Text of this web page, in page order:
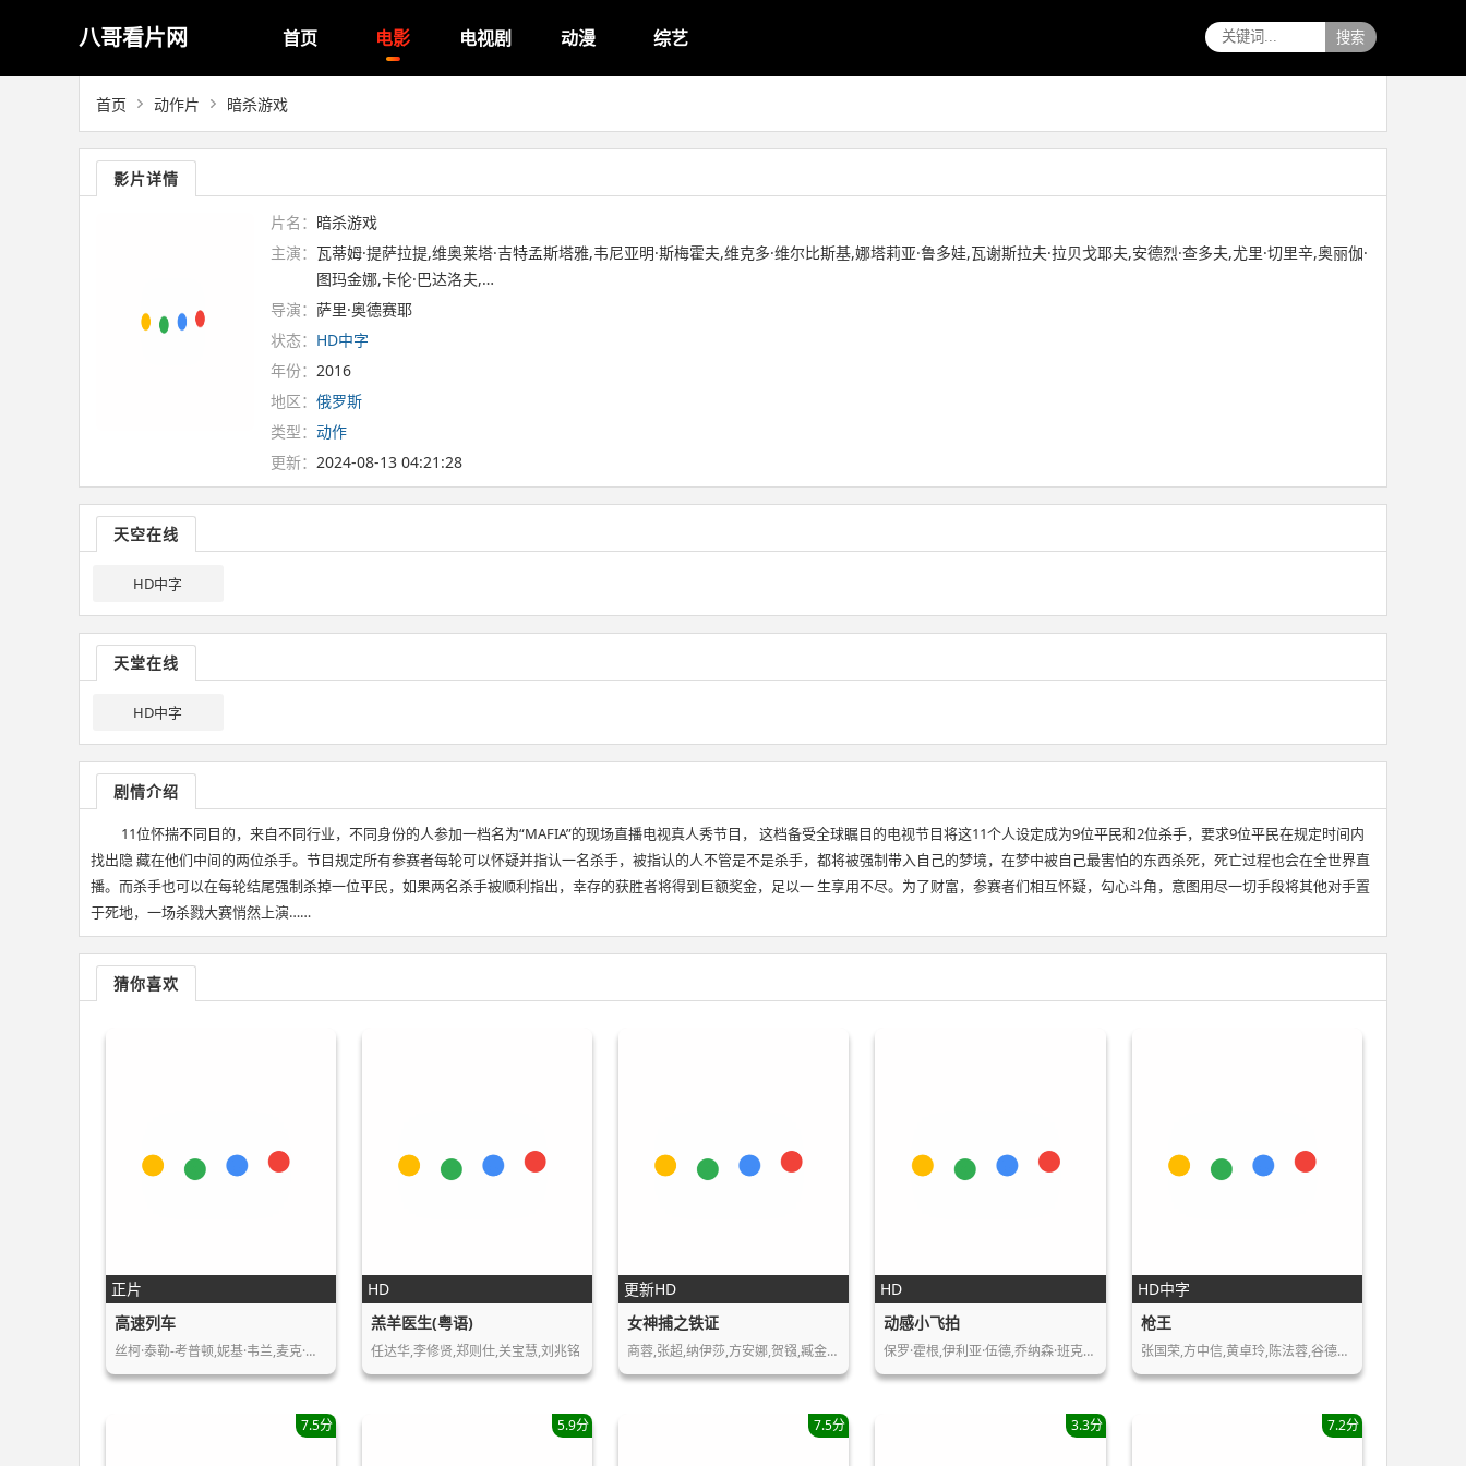
八哥看片网 搜索
首页 电影 电视剧 动漫 综艺
首页 动作片 暗杀游戏
影片详情
片名： 暗杀游戏
主演： 瓦蒂姆·提萨拉提,维奥莱塔·吉特孟斯塔雅,韦尼亚明·斯梅霍夫,维克多·维尔比斯基,娜塔莉亚·鲁多娃,瓦谢斯拉夫·拉贝戈耶夫,安德烈·查多夫,尤里·切里辛,奥丽伽·
图玛金娜,卡伦·巴达洛夫,…
导演： 萨里·奥德赛耶
状态： HD中字
年份： 2016
地区： 俄罗斯
类型： 动作
更新： 2024-08-13 04:21:28
天空在线
HD中字
天堂在线
HD中字
剧情介绍
11位怀揣不同目的，来自不同行业，不同身份的人参加一档名为“MAFIA”的现场直播电视真人秀节目， 这档备受全球瞩目的电视节目将这11个人设定成为9位平民和2位杀手，要求9位平民在规定时间内
找出隐 藏在他们中间的两位杀手。节目规定所有参赛者每轮可以怀疑并指认一名杀手，被指认的人不管是不是杀手，都将被强制带入自己的梦境，在梦中被自己最害怕的东西杀死，死亡过程也会在全世界直
播。而杀手也可以在每轮结尾强制杀掉一位平民，如果两名杀手被顺利指出，幸存的获胜者将得到巨额奖金，足以一 生享用不尽。为了财富，参赛者们相互怀疑，勾心斗角，意图用尽一切手段将其他对手置
于死地，一场杀戮大赛悄然上演……
猜你喜欢
正片
高速列车
丝柯·泰勒-考普顿,妮基·韦兰,麦克·曼宁…
HD
羔羊医生(粤语)
任达华,李修贤,郑则仕,关宝慧,刘兆铭
更新HD
女神捕之铁证
商蓉,张超,纳伊莎,方安娜,贺镪,臧金生,刘…
HD
动感小飞拍
保罗·霍根,伊利亚·伍德,乔纳森·班克斯,…
HD中字
枪王
张国荣,方中信,黄卓玲,陈法蓉,谷德昭,陈望…
7.5分 5.9分 7.5分 3.3分 7.2分